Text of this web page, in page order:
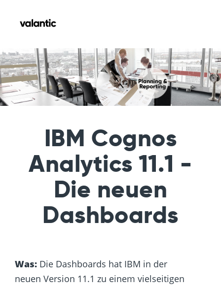
IBM Cognos
Analytics 11.1 -
Die neuen
Dashboards
Was: Die Dashboards hat IBM in der
neuen Version 11.1 zu einem vielseitigen